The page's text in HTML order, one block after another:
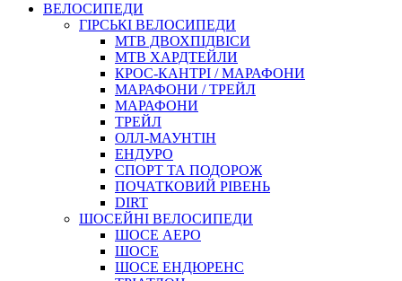
ВЕЛОСИПЕДИ
ГІРСЬКІ ВЕЛОСИПЕДИ
MTB ДВОХПIДВIСИ
MTB ХАРДТЕЙЛИ
КРОС-КАНТРI / МАРАФОНИ
МАРАФОНИ / ТРЕЙЛ
МАРАФОНИ
ТРЕЙЛ
ОЛЛ-МАУНТIН
ЕНДУРО
СПОРТ ТА ПОДОРОЖ
ПОЧАТКОВИЙ РIВЕНЬ
DIRT
ШОСЕЙНІ ВЕЛОСИПЕДИ
ШОСЕ АЕРО
ШОСЕ
ШОСЕ ЕНДЮРЕНС